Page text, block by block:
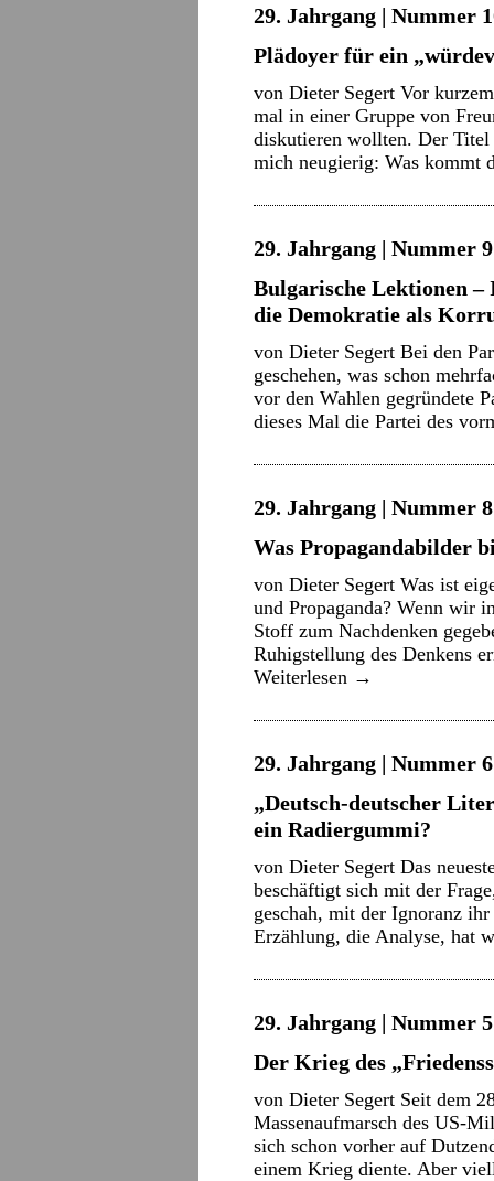
29. Jahrgang | Nummer
Plädoyer für ein
von Dieter Segert Vor
mal in einer Gruppe von
diskutieren wollten. Der
mich neugierig: Was
29. Jahrgang | Nummer
Bulgarische Lektionen
die Demokratie als
von Dieter Segert Bei den
geschehen, was schon
vor den Wahlen gegründete
dieses Mal die Partei des
29. Jahrgang | Nummer
Was Propagandabilder
von Dieter Segert Was ist
und Propaganda? Wenn wir
Stoff zum Nachdenken
Ruhigstellung des Denkens
Weiterlesen →
29. Jahrgang | Nummer
„Deutsch-deutscher
ein Radiergummi?
von Dieter Segert Das
beschäftigt sich mit der
geschah, mit der Ignoranz
Erzählung, die Analyse,
29. Jahrgang | Nummer
Der Krieg des
von Dieter Segert Seit dem
Massenaufmarsch des US-
sich schon vorher auf
einem Krieg diente. Aber